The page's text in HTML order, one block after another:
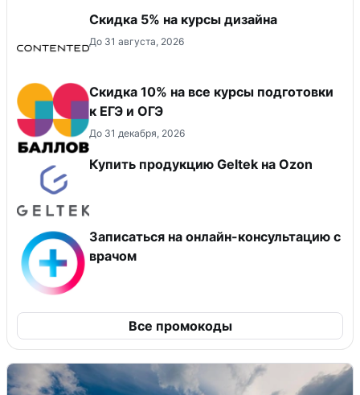
Скидка 5% на курсы дизайна
До 31 августа, 2026
Cкидка 10% на все курсы подготовки
к ЕГЭ и ОГЭ
До 31 декабря, 2026
Купить продукцию Geltek на Ozon
Записаться на онлайн-консультацию с
врачом
Все промокоды